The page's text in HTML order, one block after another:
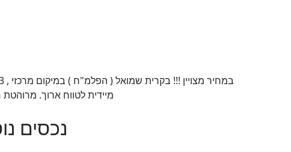
מיידית לטווח ארוך. מרוהטת חלקית. רק 6,000
נכסים